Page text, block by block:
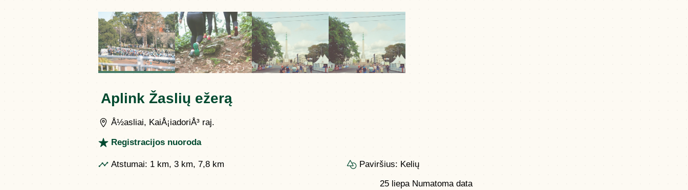
Aplink Žaslių ežerą
Å½asliai, KaiÅ¡iadoriÅ³ raj.
Registracijos nuoroda
Atstumai: 1 km, 3 km, 7,8 km Paviršius: Kelių
25 liepa Numatoma data